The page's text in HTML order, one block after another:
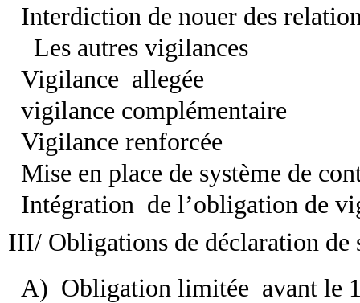
Interdiction de nouer des
Les autres vigilances
Vigilance allegée
vigilance complémentaire
Vigilance renforcée
Mise en place de système de
Intégration de l’obligation de
III/ Obligations de déclaration de
A) Obligation limitée avant le